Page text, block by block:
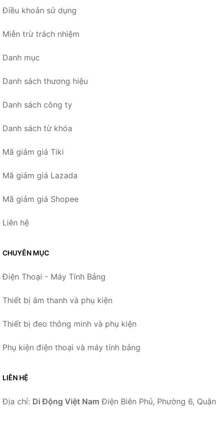
Điều khoản sử dụng
Miễn trừ trách nhiệm
Danh mục
Danh sách thương hiệu
Danh sách công ty
Danh sách từ khóa
Mã giảm giá Tiki
Mã giảm giá Lazada
Mã giảm giá Shopee
Liên hệ
CHUYÊN MỤC
Điện Thoại - Máy Tính Bảng
Thiết bị âm thanh và phụ kiện
Thiết bị đeo thông minh và phụ kiện
Phụ kiện điện thoại và máy tính bảng
LIÊN HỆ
Địa chỉ: Di Động Việt Nam Điện Biên Phủ, Phường 6, Quận